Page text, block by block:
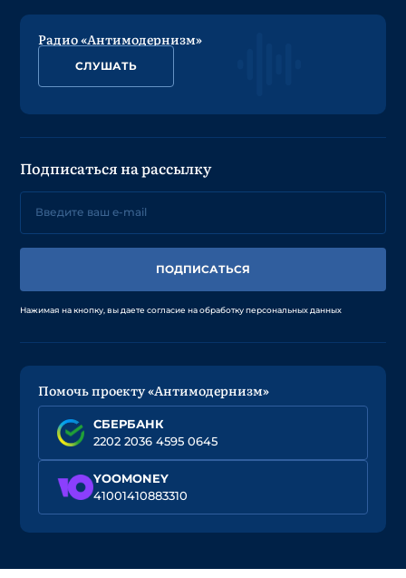
Радио «Антимодернизм»
СЛУШАТЬ
Подписаться на рассылку
ПОДПИСАТЬСЯ
Нажимая на кнопку, вы даете согласие на обработку персональных данных
Помочь проекту «Антимодернизм»
СБЕРБАНК
2202 2036 4595 0645
YOOMONEY
41001410883310